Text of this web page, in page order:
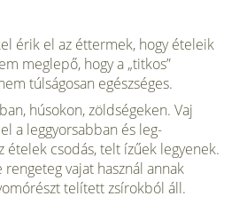
érik el az éttermek, hogy ételeik
meglepő, hogy a „titkos”
túlságosan egészséges.
húsokon, zöldségeken. Vaj
a leggyorsabban és leg­
ételek csodás, telt ízűek legyenek.
vajat használ annak
telített zsírokból áll.